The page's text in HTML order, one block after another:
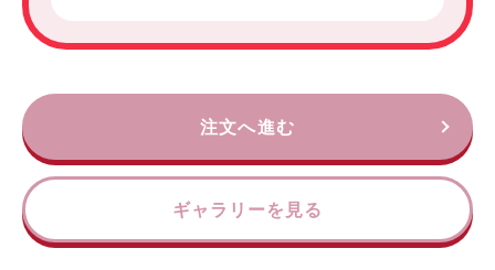
注文へ進む
ギャラリーを見る